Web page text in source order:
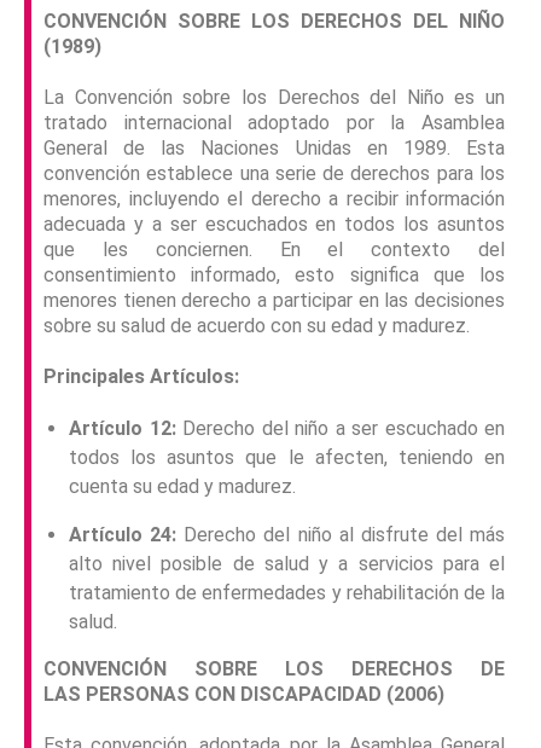
CONVENCIÓN SOBRE LOS DERECHOS DEL NIÑO
(1989)
La Convención sobre los Derechos del Niño es un
tratado internacional adoptado por la Asamblea
General de las Naciones Unidas en 1989. Esta
convención establece una serie de derechos para los
menores, incluyendo el derecho a recibir información
adecuada y a ser escuchados en todos los asuntos
que les conciernen. En el contexto del
consentimiento informado, esto significa que los
menores tienen derecho a participar en las decisiones
sobre su salud de acuerdo con su edad y madurez.
Principales Artículos:
Artículo 12: Derecho del niño a ser escuchado en
todos los asuntos que le afecten, teniendo en
cuenta su edad y madurez.
Artículo 24: Derecho del niño al disfrute del más
alto nivel posible de salud y a servicios para el
tratamiento de enfermedades y rehabilitación de la
salud.
CONVENCIÓN SOBRE LOS DERECHOS DE
LAS PERSONAS CON DISCAPACIDAD (2006)